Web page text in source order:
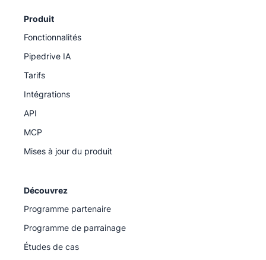
Produit
Fonctionnalités
Pipedrive IA
Tarifs
Intégrations
API
MCP
Mises à jour du produit
Découvrez
Programme partenaire
Programme de parrainage
Études de cas